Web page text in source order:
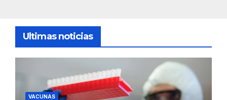
Ultimas noticias
VACUNAS